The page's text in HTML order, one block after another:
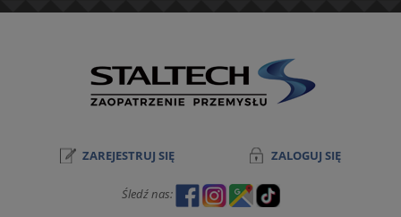
ZAREJESTRUJ SIĘ ZALOGUJ SIĘ
Śledź nas: